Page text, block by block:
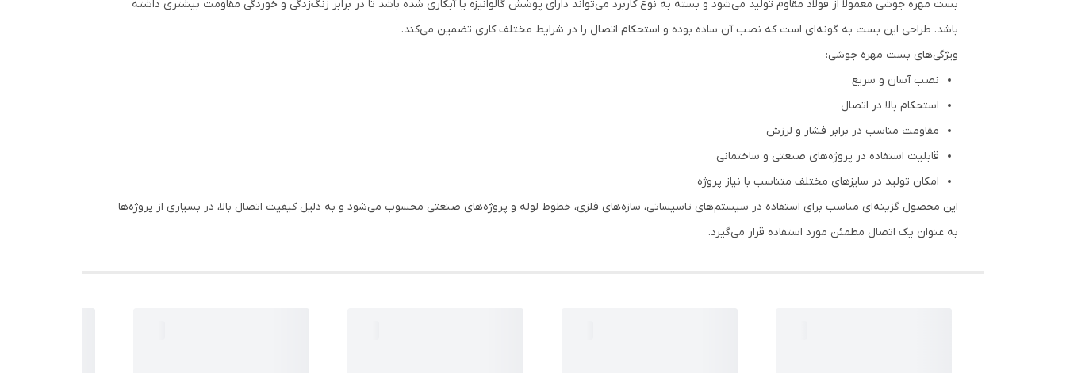
بست مهره جوشی معمولاً از فولاد مقاوم تولید می‌شود و بسته به نوع کاربرد می‌تواند دارای پوشش گالوانیزه یا آبکاری شده باشد تا در برابر زنگ‌زدگی و خوردگی مقاومت بیشتری داشته
باشد. طراحی این بست به گونه‌ای است که نصب آن ساده بوده و استحکام اتصال را در شرایط مختلف کاری تضمین می‌کند.
ویژگی‌های بست مهره جوشی:
نصب آسان و سریع
استحکام بالا در اتصال
مقاومت مناسب در برابر فشار و لرزش
قابلیت استفاده در پروژه‌های صنعتی و ساختمانی
امکان تولید در سایزهای مختلف متناسب با نیاز پروژه
این محصول گزینه‌ای مناسب برای استفاده در سیستم‌های تاسیساتی، سازه‌های فلزی، خطوط لوله و پروژه‌های صنعتی محسوب می‌شود و به دلیل کیفیت اتصال بالا، در بسیاری از پروژه‌ها
به عنوان یک اتصال مطمئن مورد استفاده قرار می‌گیرد.